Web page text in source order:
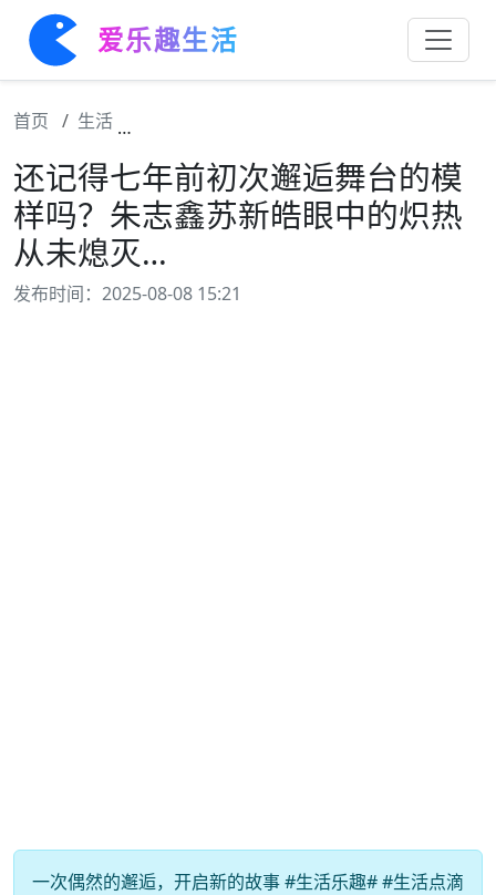
爱乐趣生活
首页 生活
还记得七年前初次邂逅舞台的模
样吗？朱志鑫苏新皓眼中的炽热
从未熄灭…
发布时间：2025-08-08 15:21
一次偶然的邂逅，开启新的故事 #生活乐趣# #生活点滴